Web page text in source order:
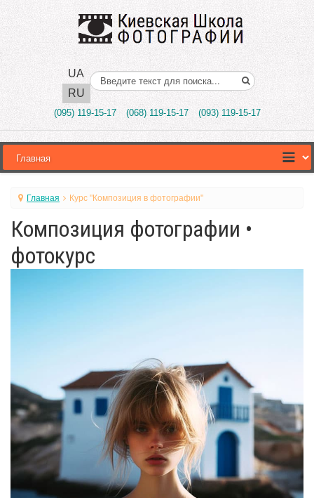
UA
RU
Поиск..
(095) 119-15-17 (068) 119-15-17 (093) 119-15-17
Главная Курс "Композиция в фотографии"
Композиция фотографии •
фотокурс